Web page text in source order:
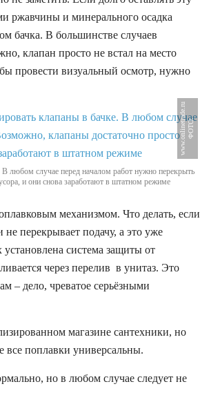
ржавчины и минерального осадка
бачка. В большинстве случаев
клапан просто не встал на место
провести визуальный осмотр, нужно
Ф
О
Т
О
:
w
w
w
.
o
n
l
i
n
e
t
r
a
d
e
.
r
u
любом случае перед началом работ нужно перекрыть
и они снова заработают в штатном режиме
механизмом. Что делать, если
перекрывает подачу, а это уже
система защиты от
через перелив в унитаз. Это
– дело, чреватое серьёзными
магазине сантехники, но
все поплавки универсальны.
но в любом случае следует не